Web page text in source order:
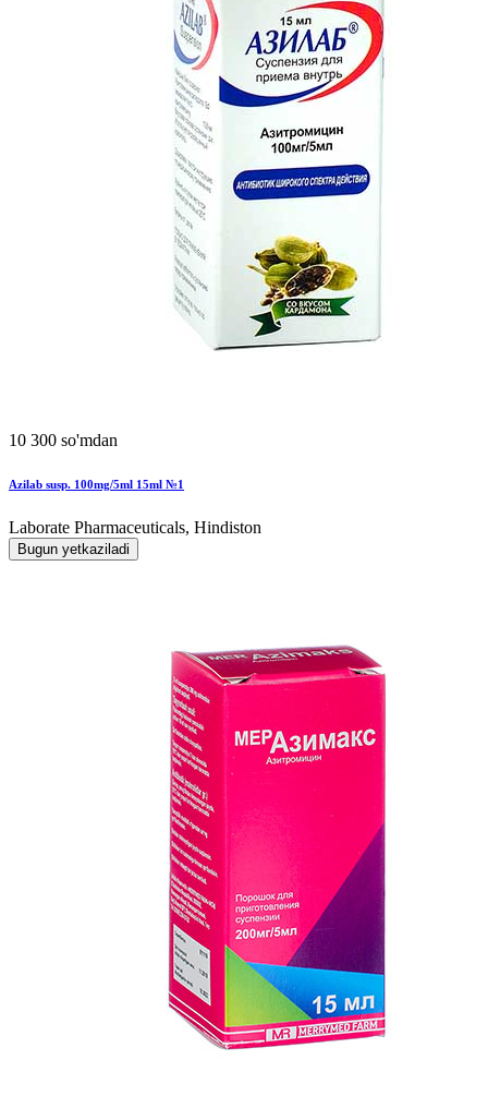
10 300 so'mdan
Azilab susp. 100mg/5ml 15ml №1
Laborate Pharmaceuticals, Hindiston
Bugun yetkaziladi